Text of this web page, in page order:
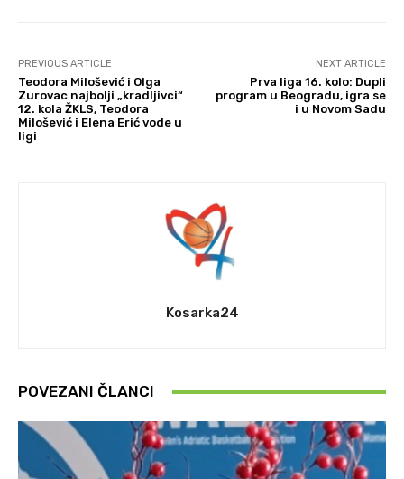
PREVIOUS ARTICLE
Teodora Milošević i Olga
Zurovac najbolji „kradljivci“
12. kola ŽKLS, Teodora
Milošević i Elena Erić vode u
ligi
NEXT ARTICLE
Prva liga 16. kolo: Dupli
program u Beogradu, igra se
i u Novom Sadu
Kosarka24
POVEZANI ČLANCI